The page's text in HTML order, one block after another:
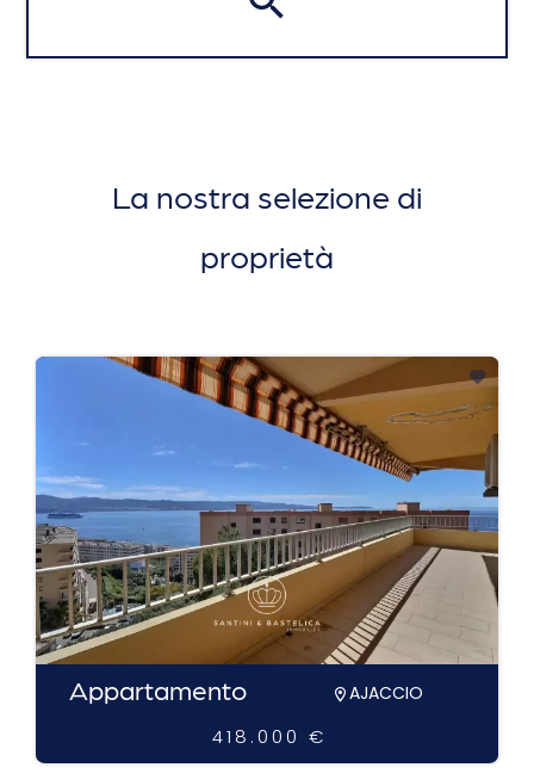
La nostra selezione di
proprietà
Appartamento AJACCIO
418.000 €